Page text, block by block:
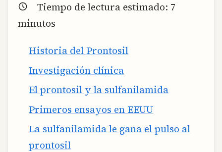
Tiempo de lectura estimado: 7
minutos
Historia del Prontosil
Investigación clínica
El prontosil y la sulfanilamida
Primeros ensayos en EEUU
La sulfanilamida le gana el pulso al
prontosil